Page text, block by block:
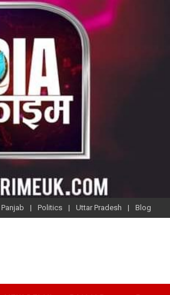
Panjab Politics Uttar Pradesh Blog